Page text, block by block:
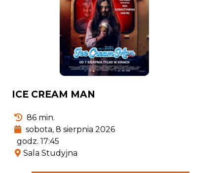
ICE CREAM MAN
86 min.
sobota, 8 sierpnia 2026
godz. 17:45
Sala Studyjna